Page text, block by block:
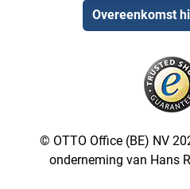
Overeenkomst
© OTTO Office (BE) NV
onderneming van Hans